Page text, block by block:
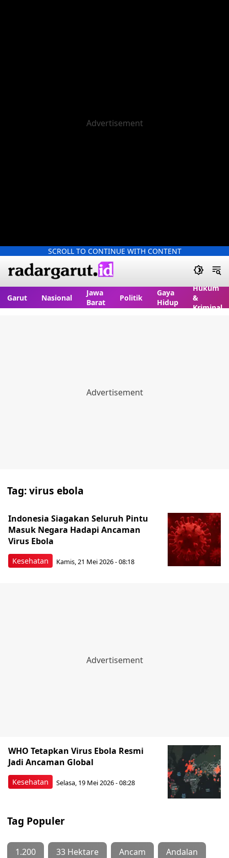
SCROLL TO CONTINUE WITH CONTENT
Garut Nasional
Jawa
Barat
Politik
Gaya
Hidup
Hukum
&
Kriminal
Tag:virus ebola
Kesehatan
Indonesia Siagakan Seluruh Pintu
Masuk Negara Hadapi Ancaman
Virus Ebola
Kamis, 21 Mei 2026 - 08:18
Kesehatan
WHO Tetapkan Virus Ebola Resmi
Jadi Ancaman Global
Selasa, 19 Mei 2026 - 08:28
Tag Populer
1.200 33 Hektare Ancam Andalan